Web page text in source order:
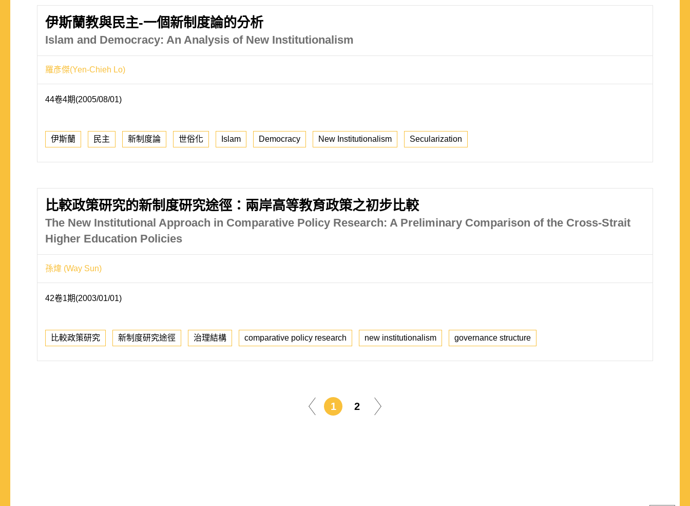
伊斯蘭教與民主-一個新制度論的分析
Islam and Democracy: An Analysis of New Institutionalism
羅彥傑(Yen-Chieh Lo)
44卷4期(2005/08/01)
伊斯蘭 民主 新制度論 世俗化 Islam Democracy New Institutionalism Secularization
比較政策研究的新制度研究途徑：兩岸高等教育政策之初步比較
The New Institutional Approach in Comparative Policy Research: A Preliminary Comparison of the Cross-Strait
Higher Education Policies
孫煒 (Way Sun)
42卷1期(2003/01/01)
比較政策研究 新制度研究途徑 治理結構 comparative policy research new institutionalism governance structure
1 2